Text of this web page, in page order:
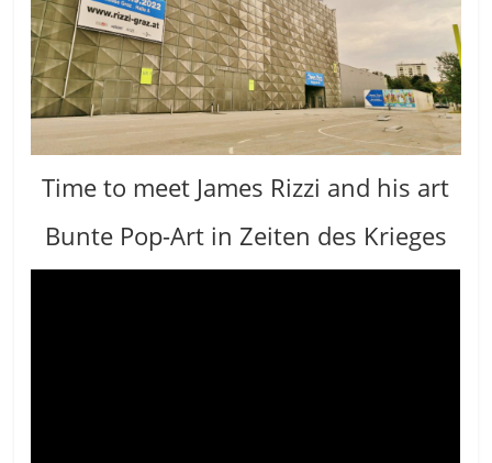
Time to meet James Rizzi and his art
Bunte Pop-Art in Zeiten des Krieges